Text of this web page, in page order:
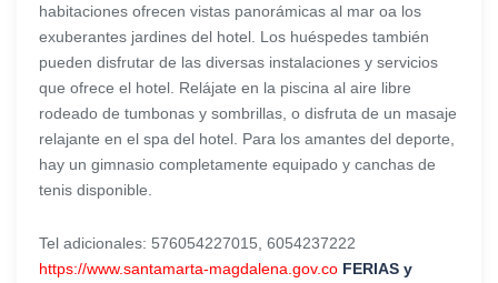
habitaciones ofrecen vistas panorámicas al mar oa los
exuberantes jardines del hotel. Los huéspedes también
pueden disfrutar de las diversas instalaciones y servicios
que ofrece el hotel. Relájate en la piscina al aire libre
rodeado de tumbonas y sombrillas, o disfruta de un masaje
relajante en el spa del hotel. Para los amantes del deporte,
hay un gimnasio completamente equipado y canchas de
tenis disponible.
Tel adicionales: 576054227015, 6054237222
https://www.santamarta-magdalena.gov.co FERIAS y